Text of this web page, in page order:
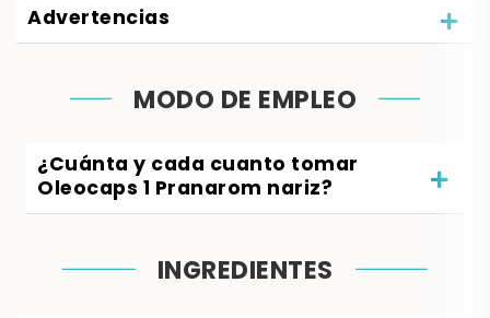
Advertencias
MODO DE EMPLEO
¿Cuánta y cada cuanto tomar
Oleocaps 1 Pranarom nariz?
INGREDIENTES